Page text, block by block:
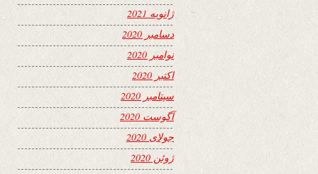
ژانویه 2021
دسامبر 2020
نوامبر 2020
اکتبر 2020
سپتامبر 2020
آگوست 2020
جولای 2020
ژوئن 2020